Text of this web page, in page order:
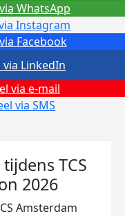
Facebook
Instagram
via e-mail
via SMS
via LinkedIn
WhatsApp
TCS
2026
Amsterdam